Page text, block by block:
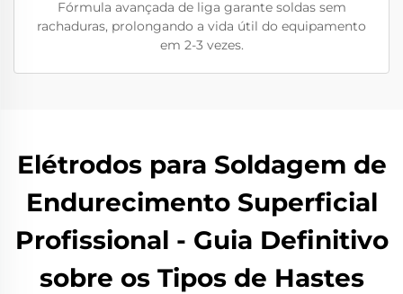
Fórmula avançada de liga garante soldas sem
rachaduras, prolongando a vida útil do equipamento
em 2-3 vezes.
Elétrodos para Soldagem de
Endurecimento Superficial
Profissional - Guia Definitivo
sobre os Tipos de Hastes